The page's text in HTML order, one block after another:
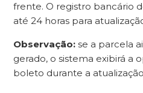
frente. O registro bancário
até 24 horas para
Observação: se a parcela
gerado, o sistema exibirá a
boleto durante a